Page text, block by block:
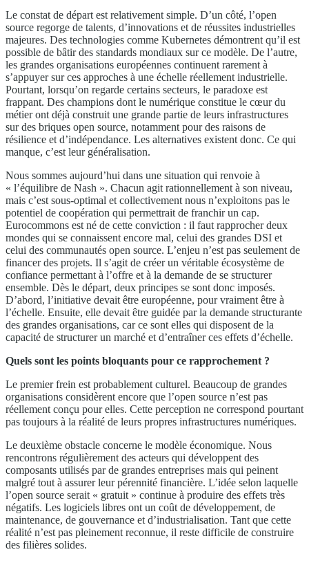
Le constat de départ est relativement simple. D’un côté, l’open
source regorge de talents, d’innovations et de réussites industrielles
majeures. Des technologies comme Kubernetes démontrent qu’il est
possible de bâtir des standards mondiaux sur ce modèle. De l’autre,
les grandes organisations européennes continuent rarement à
s’appuyer sur ces approches à une échelle réellement industrielle.
Pourtant, lorsqu’on regarde certains secteurs, le paradoxe est
frappant. Des champions dont le numérique constitue le cœur du
métier ont déjà construit une grande partie de leurs infrastructures
sur des briques open source, notamment pour des raisons de
résilience et d’indépendance. Les alternatives existent donc. Ce qui
manque, c’est leur généralisation.
Nous sommes aujourd’hui dans une situation qui renvoie à
« l’équilibre de Nash ». Chacun agit rationnellement à son niveau,
mais c’est sous-optimal et collectivement nous n’exploitons pas le
potentiel de coopération qui permettrait de franchir un cap.
Eurocommons est né de cette conviction : il faut rapprocher deux
mondes qui se connaissent encore mal, celui des grandes DSI et
celui des communautés open source. L’enjeu n’est pas seulement de
financer des projets. Il s’agit de créer un véritable écosystème de
confiance permettant à l’offre et à la demande de se structurer
ensemble. Dès le départ, deux principes se sont donc imposés.
D’abord, l’initiative devait être européenne, pour vraiment être à
l’échelle. Ensuite, elle devait être guidée par la demande structurante
des grandes organisations, car ce sont elles qui disposent de la
capacité de structurer un marché et d’entraîner ces effets d’échelle.
Quels sont les points bloquants pour ce rapprochement ?
Le premier frein est probablement culturel. Beaucoup de grandes
organisations considèrent encore que l’open source n’est pas
réellement conçu pour elles. Cette perception ne correspond pourtant
pas toujours à la réalité de leurs propres infrastructures numériques.
Le deuxième obstacle concerne le modèle économique. Nous
rencontrons régulièrement des acteurs qui développent des
composants utilisés par de grandes entreprises mais qui peinent
malgré tout à assurer leur pérennité financière. L’idée selon laquelle
l’open source serait « gratuit » continue à produire des effets très
négatifs. Les logiciels libres ont un coût de développement, de
maintenance, de gouvernance et d’industrialisation. Tant que cette
réalité n’est pas pleinement reconnue, il reste difficile de construire
des filières solides.